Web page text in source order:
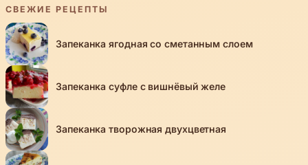
СВЕЖИЕ РЕЦЕПТЫ
Запеканка ягодная со сметанным слоем
Запеканка суфле с вишнёвый желе
Запеканка творожная двухцветная